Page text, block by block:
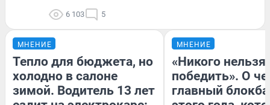
6 103 5
МНЕНИЕ
Тепло для бюджета, но
холодно в салоне
зимой. Водитель 13 лет
МНЕНИЕ
«Никого нельзя
победить». О
главный